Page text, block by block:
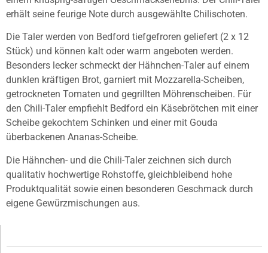
erhält seine feurige Note durch ausgewählte Chilischoten.
Die Taler werden von Bedford tiefgefroren geliefert (2 x 12
Stück) und können kalt oder warm angeboten werden.
Besonders lecker schmeckt der Hähnchen-Taler auf einem
dunklen kräftigen Brot, garniert mit Mozzarella-Scheiben,
getrockneten Tomaten und gegrillten Möhrenscheiben. Für
den Chili-Taler empfiehlt Bedford ein Käsebrötchen mit einer
Scheibe gekochtem Schinken und einer mit Gouda
überbackenen Ananas-Scheibe.
Die Hähnchen- und die Chili-Taler zeichnen sich durch
qualitativ hochwertige Rohstoffe, gleichbleibend hohe
Produktqualität sowie einen besonderen Geschmack durch
eigene Gewürzmischungen aus.